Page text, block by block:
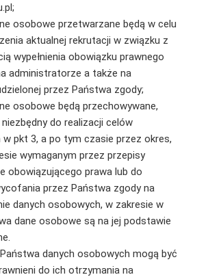
osobowe przetwarzane będą w celu
aktualnej rekrutacji w związku z
wypełnienia obowiązku prawnego
administratorze a także na
przez Państwa zgody;
osobowe będą przechowywane,
do realizacji celów
w pkt 3, a po tym czasie przez okres,
wymaganym przez przepisy
obowiązującego prawa lub do
przez Państwa zgody na
danych osobowych, w zakresie w
dane osobowe są na jej podstawie
danych osobowych mogą być
do ich otrzymania na